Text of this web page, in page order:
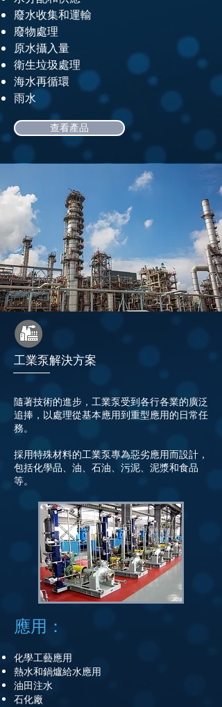
廢水收集和運輸
廢物處理
原水攝入量
衛生垃圾處理
海水再循環
雨水
查看產品
工業泵解決方案
隨著技術的進步，工業泵受到各行各業的廣泛
追捧，以處理從基本應用到重型應用的日常任
務。
採用特殊材料的工業泵專為惡劣應用而設計，
包括化學品、油、石油、污泥、泥漿和食品
等。
應用：
化學工藝應用
熱水和鍋爐給水應用
油田注水
石化廠